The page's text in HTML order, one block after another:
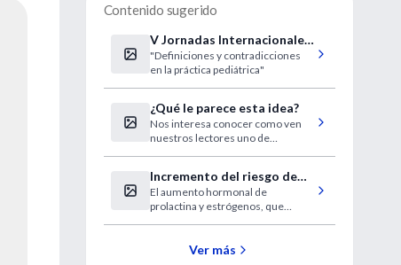
Contenido sugerido
V Jornadas Internacionales
de Actualizaciòn en
Pediatría.
"Definiciones y contradicciones
en la práctica pediátrica"
¿Qué le parece esta idea?
Nos interesa conocer como ven
nuestros lectores uno de
Incremento del riesgo de
gingivitis y caries en el
embarazo
El aumento hormonal de
prolactina y estrógenos, que
produce a partir del tercer mes de
Ver más